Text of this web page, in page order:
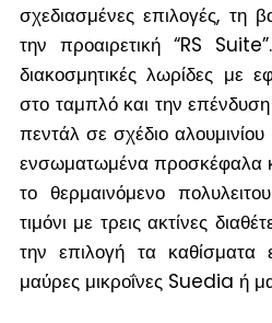
σχεδιασμένες επιλογές, τη
την προαιρετική “RS
διακοσμητικές λωρίδες με
στο ταμπλό και την
πεντάλ σε σχέδιο
ενσωματωμένα προσκέφαλα
το θερμαινόμενο
τιμόνι με τρεις ακτίνες
την επιλογή τα καθίσματα
μαύρες μικροΐνες Suedia ή